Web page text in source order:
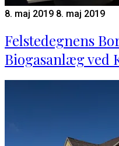
8. maj 2019 8. maj 2019
Felstedegnens
Biogasanlæg ved